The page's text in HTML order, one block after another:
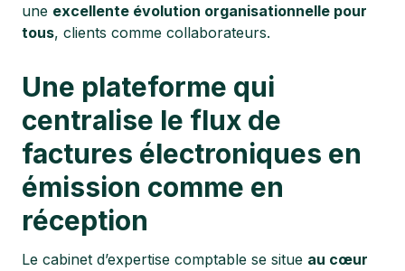
une excellente évolution organisationnelle pour
tous, clients comme collaborateurs.
Une plateforme qui
centralise le flux de
factures électroniques en
émission comme en
réception
Le cabinet d’expertise comptable se situe au cœur